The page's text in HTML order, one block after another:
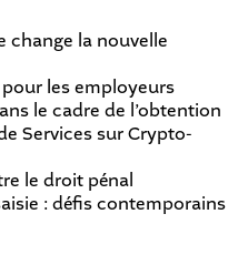
change la nouvelle
les employeurs
le cadre de l’obtention
Services sur Crypto-
le droit pénal
: défis contemporains